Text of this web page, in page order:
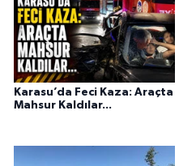
Karasu’da Feci Kaza: Araçta
Mahsur Kaldılar...